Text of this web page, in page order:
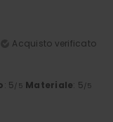
Acquisto verificato
: 5/5 Materiale: 5/5